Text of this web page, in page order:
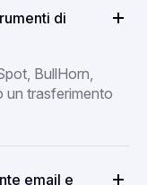
di
BullHorn,
un trasferimento
email e